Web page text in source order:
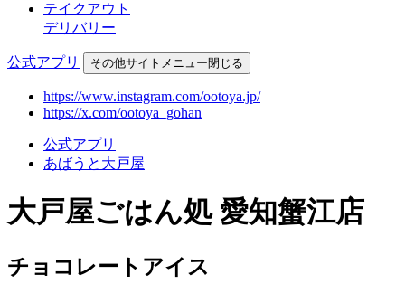
テイクアウト
デリバリー
公式アプリ その他サイトメニュー閉じる
https://www.instagram.com/ootoya.jp/
https://x.com/ootoya_gohan
公式アプリ
あばうと大戸屋
大戸屋ごはん処 愛知蟹江店
チョコレートアイス